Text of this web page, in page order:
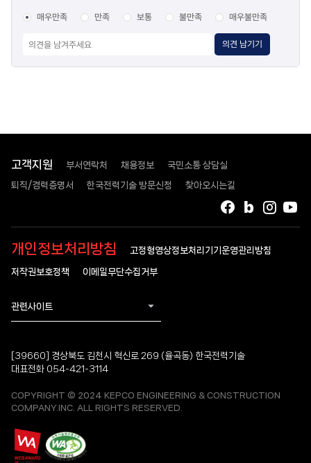
매우만족 만족 보통 불만족 매우불만족
의견 남기기
고객지원 부서연락처 채용정보 국민소통 상담실
퇴직/경력증명서 한국전력기술 방문신청 찾아오시는길
인스
블로그
페이스북
개인정보처리방침 고정형영상정보처리기기운영관리방침
저작권보호정책 이메일무단수집거부
관련사이트
[39660] 경상북도 김천시 혁신로 269 (율곡동) 한국전력기술
대표전화 054-421-3114
COPYRIGHT © 2024 KEPCO ENGINEERING & CONSTRUCTION
COMPANY.INC. ALL RIGHTS RESERVED.